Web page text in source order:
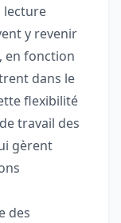
lecture
y revenir
en fonction
dans le
flexibilité
travail des
gèrent
des